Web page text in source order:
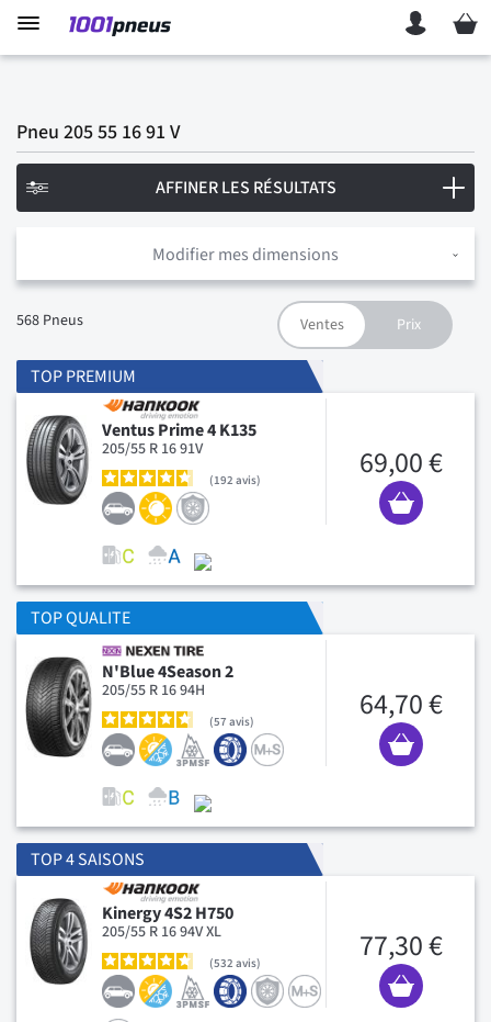
Mon
Pneu 205 55 16 91 V
Modifier mes dimensions
568 Pneus
TOP PREMIUM
Ventus Prime 4 K135
205/55 R 16 91V
192 avis 69,00 €
TOP QUALITE
N'Blue 4Season 2
205/55 R 16 94H
57 avis 64,70 €
TOP 4 SAISONS
Kinergy 4S2 H750
205/55 R 16 94V XL
532 avis 77,30 €
AFFINER LES RÉSULTATS